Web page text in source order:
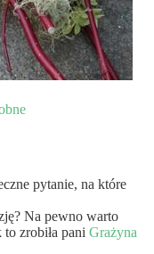
pytanie, na które
Na pewno warto
zrobiła pani Grażyna